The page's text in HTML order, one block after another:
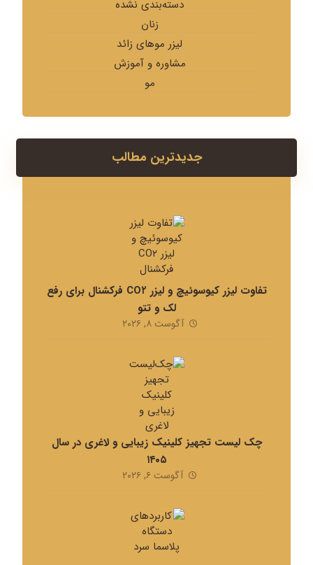
دسته‌بندی نشده
زنان
لیزر موهای زائد
مشاوره و آموزش
مو
جدیدترین مطالب
تفاوت لیزر کیوسوئیچ و لیزر CO۲ فرکشنال برای رفع
لک و تتو
آگوست ۸, ۲۰۲۶
چک لیست تجهیز کلینیک زیبایی و لاغری در سال
۱۴۰۵
آگوست ۶, ۲۰۲۶